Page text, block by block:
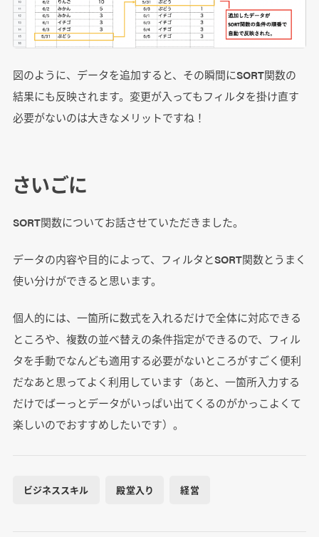
図のように、データを追加すると、その瞬間にSORT関数の
結果にも反映されます。変更が入ってもフィルタを掛け直す
必要がないのは大きなメリットですね！
さいごに
SORT関数についてお話させていただきました。
データの内容や目的によって、フィルタとSORT関数とうまく
使い分けができると思います。
個人的には、一箇所に数式を入れるだけで全体に対応できる
ところや、複数の並べ替えの条件指定ができるので、フィル
タを手動でなんども適用する必要がないところがすごく便利
だなあと思ってよく利用しています（あと、一箇所入力する
だけでばーっとデータがいっぱい出てくるのがかっこよくて
楽しいのでおすすめしたいです）。
ビジネススキル 殿堂入り 経営